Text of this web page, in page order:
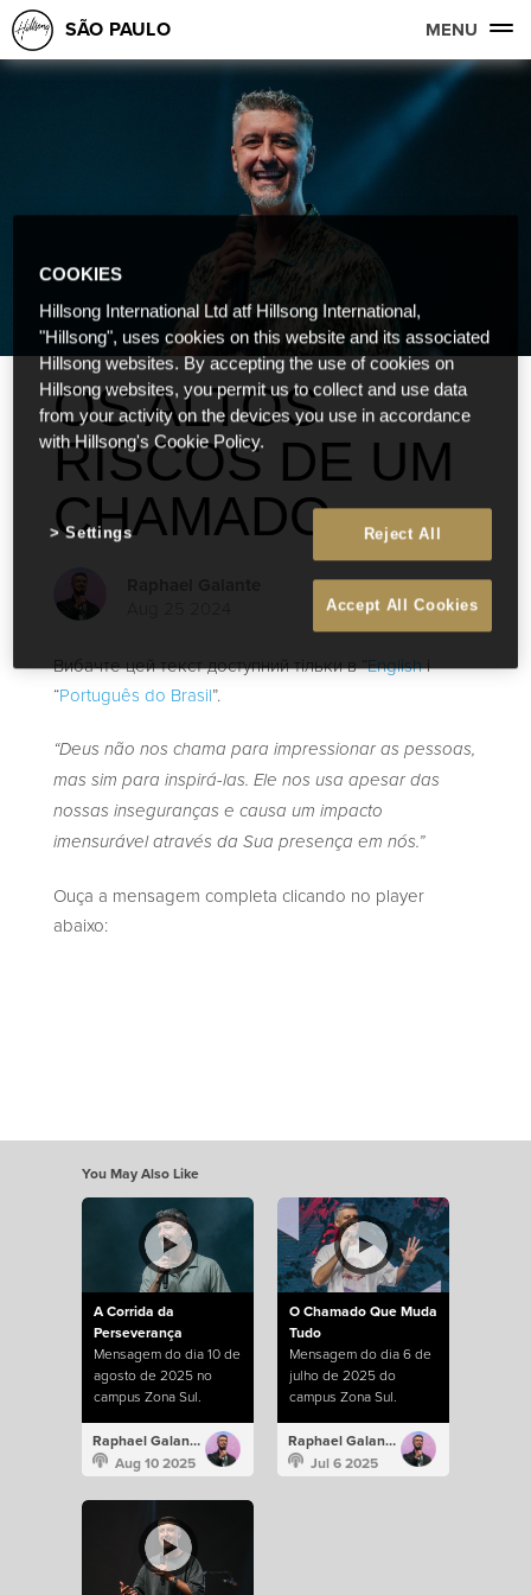
SÃO PAULO MENU
OS ALTOS
RISCOS DE UM
CHAMADO
Вибачте цей текст доступний тільки в “Englishі
“Português do Brasil”.
“Deus não nos chama para impressionar as pessoas,
mas sim para inspirá-las. Ele nos usa apesar das
nossas inseguranças e causa um impacto
imensurável através da Sua presença em nós.”
Ouça a mensagem completa clicando no player
abaixo:
You May Also Like
A Corrida da
Perseverança
Mensagem do dia 10 de
agosto de 2025 no
campus Zona Sul.
Raphael Galante
Aug 10 2025
O Chamado Que Muda
Tudo
Mensagem do dia 6 de
julho de 2025 do
campus Zona Sul.
Raphael Galante
Jul 6 2025
COOKIES
Hillsong International Ltd atf Hillsong International,
"Hillsong", uses cookies on this website and its associated
Hillsong websites. By accepting the use of cookies on
Hillsong websites, you permit us to collect and use data
from your activity on the devices you use in accordance
with Hillsong's Cookie Policy.
Reject All
Accept All Cookies
Settings